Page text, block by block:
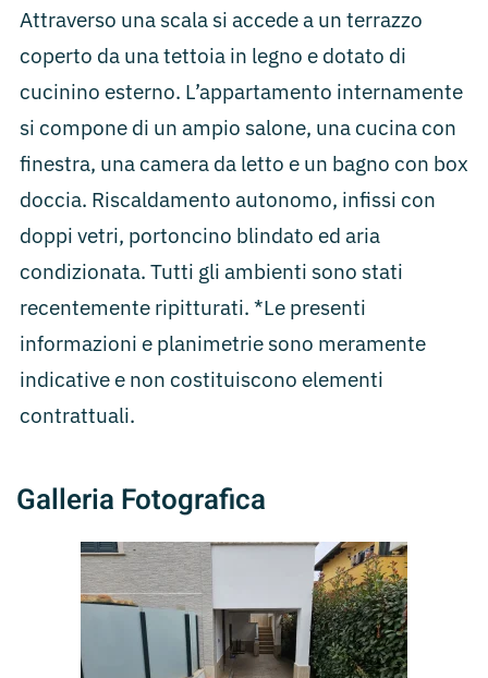
Attraverso una scala si accede a un terrazzo
coperto da una tettoia in legno e dotato di
cucinino esterno. L’appartamento internamente
si compone di un ampio salone, una cucina con
finestra, una camera da letto e un bagno con box
doccia. Riscaldamento autonomo, infissi con
doppi vetri, portoncino blindato ed aria
condizionata. Tutti gli ambienti sono stati
recentemente ripitturati. *Le presenti
informazioni e planimetrie sono meramente
indicative e non costituiscono elementi
contrattuali.
Galleria Fotografica